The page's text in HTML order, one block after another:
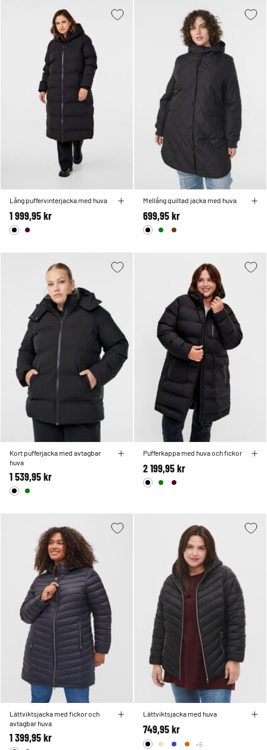
Lång puffervinterjacka med huva
1 999,95 kr
Mellång quiltad jacka med huva
699,95 kr
Kort pufferjacka med avtagbar
huva
1 539,95 kr
Pufferkappa med huva och fickor
2 199,95 kr
Lättviktsjacka med fickor och
avtagbar huva
1 399,95 kr
Lättviktsjacka med huva
749,95 kr
+6